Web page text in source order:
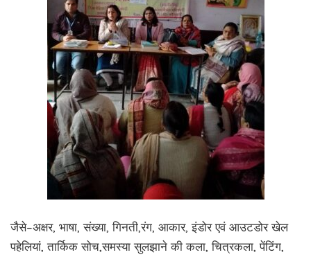
जैसे–अक्षर, भाषा, संख्या, गिनती,रंग, आकार, इंडोर एवं आउटडोर खेल
पहेलियां, तार्किक सोच,समस्या सुलझाने की कला, चित्रकला, पेंटिंग,